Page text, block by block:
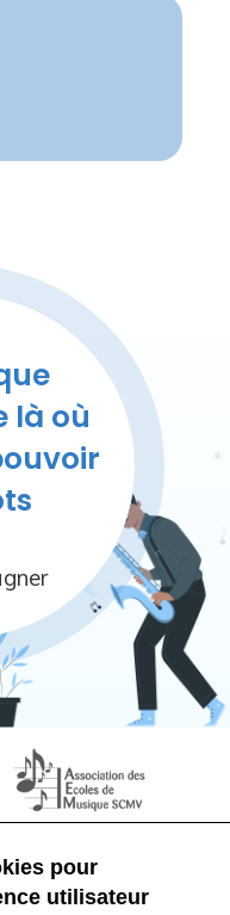
là où
pour
utilisateur